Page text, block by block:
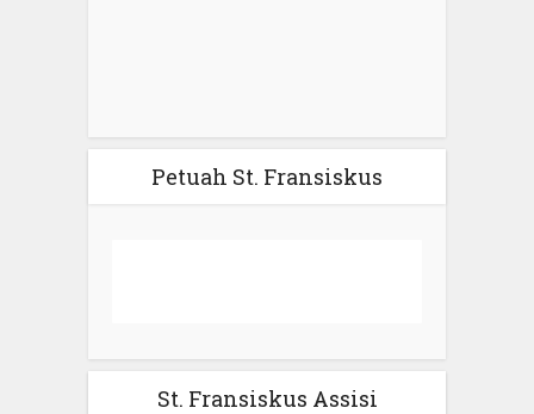
Petuah St. Fransiskus
St. Fransiskus Assisi